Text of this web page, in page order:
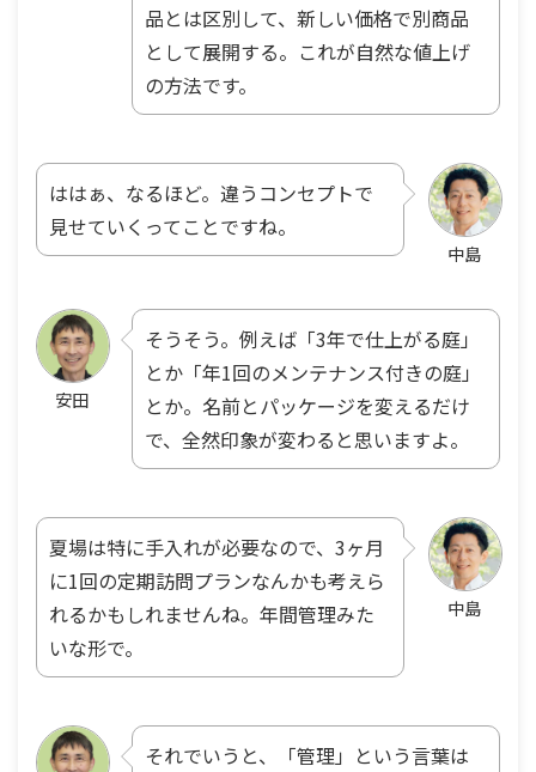
品とは区別して、新しい価格で別商品
として展開する。これが自然な値上げ
の方法です。
中島
ははぁ、なるほど。違うコンセプトで
見せていくってことですね。
安田
そうそう。例えば「3年で仕上がる庭」
とか「年1回のメンテナンス付きの庭」
とか。名前とパッケージを変えるだけ
で、全然印象が変わると思いますよ。
中島
夏場は特に手入れが必要なので、3ヶ月
に1回の定期訪問プランなんかも考えら
れるかもしれませんね。年間管理みた
いな形で。
それでいうと、「管理」という言葉は